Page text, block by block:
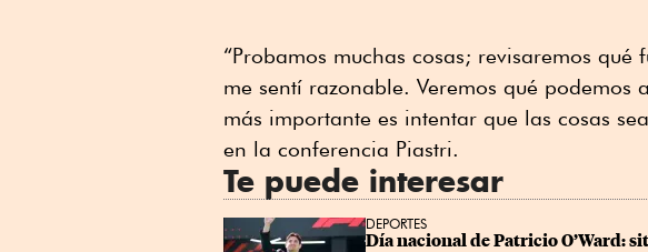
“Probamos muchas cosas; revisaremos
me sentí razonable. Veremos qué podemos
más importante es intentar que las cosas
en la conferencia Piastri.
Te puede interesar
DEPORTES
Día nacional de Patricio O’Ward: